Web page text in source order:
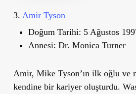
3. Amir Tyson
Doğum Tarihi: 5 Ağustos
Annesi: Dr. Monica Turner
Amir, Mike Tyson’ın ilk oğlu ve
kendine bir kariyer oluşturdu.